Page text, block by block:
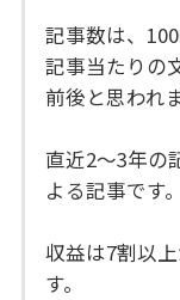
記事数は、
記事当たりの
前後と思われま
直近2～3年の
よる記事です。
収益は7割以
す。